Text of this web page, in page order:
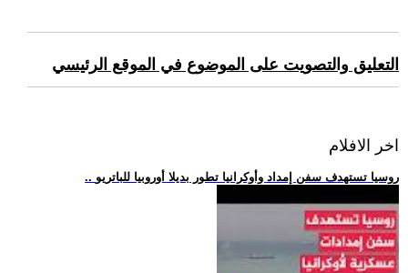
التعليق والتصويت على الموضوع في الموقع الرئيسي
اخر الافلام
.. روسيا تستهدف سفن إمداد وأوكرانيا تطور بديلا أوروبيا للباتريو